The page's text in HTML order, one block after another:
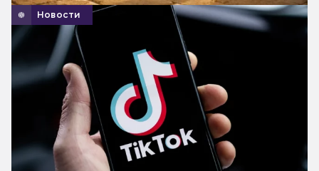
Новости